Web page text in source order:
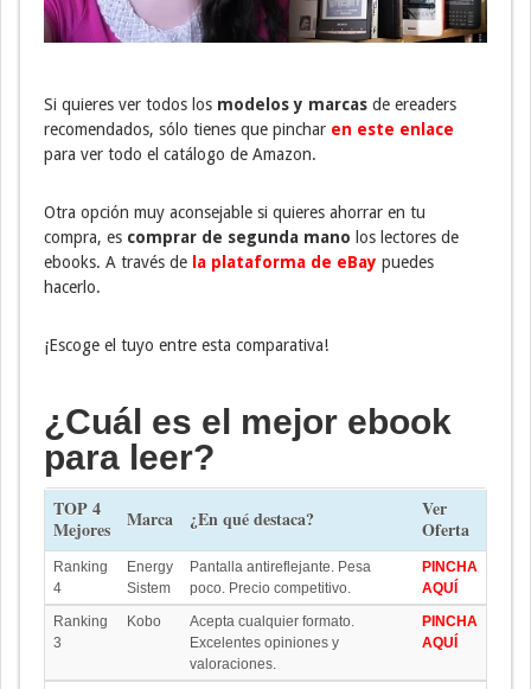
Si quieres ver todos los modelos y marcas de ereaders
recomendados, sólo tienes que pinchar en este enlace
para ver todo el catálogo de Amazon.
Otra opción muy aconsejable si quieres ahorrar en tu
compra, es comprar de segunda mano los lectores de
ebooks. A través de la plataforma de eBay puedes
hacerlo.
¡Escoge el tuyo entre esta comparativa!
¿Cuál es el mejor ebook
para leer?
TOP 4
Mejores
Marca ¿En qué destaca?
Ver
Oferta
Ranking
4
Energy
Sistem
Pantalla antireflejante. Pesa
poco. Precio competitivo.
PINCHA
AQUÍ
Ranking
3
Kobo
Acepta cualquier formato.
Excelentes opiniones y
valoraciones.
PINCHA
AQUÍ